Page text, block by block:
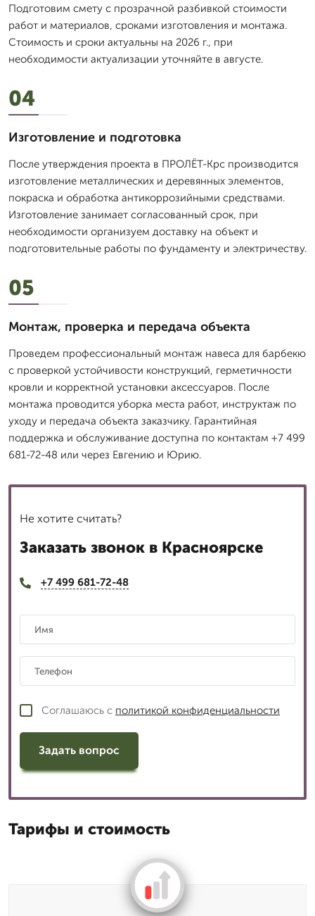
Подготовим смету с прозрачной разбивкой стоимости
работ и материалов, сроками изготовления и монтажа.
Стоимость и сроки актуальны на 2026 г., при
необходимости актуализации уточняйте в августе.
04
Изготовление и подготовка
После утверждения проекта в ПРОЛЁТ-Крс производится
изготовление металлических и деревянных элементов,
покраска и обработка антикоррозийными средствами.
Изготовление занимает согласованный срок, при
необходимости организуем доставку на объект и
подготовительные работы по фундаменту и электричеству.
05
Монтаж, проверка и передача объекта
Проведем профессиональный монтаж навеса для барбекю
с проверкой устойчивости конструкций, герметичности
кровли и корректной установки аксессуаров. После
монтажа проводится уборка места работ, инструктаж по
уходу и передача объекта заказчику. Гарантийная
поддержка и обслуживание доступна по контактам +7 499
681-72-48 или через Евгению и Юрию.
Не хотите считать?
Заказать звонок в Красноярске
+7 499 681-72-48
Соглашаюсь с политикой конфиденциальности
Задать вопрос
Тарифы и стоимость